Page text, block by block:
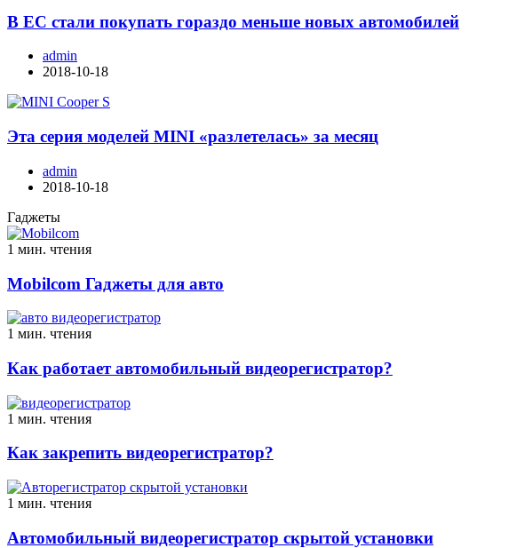
В ЕС стали покупать гораздо меньше новых автомобилей
admin
2018-10-18
Эта серия моделей MINI «разлетелась» за месяц
admin
2018-10-18
Гаджеты
1 мин. чтения
Mobilcom Гаджеты для авто
1 мин. чтения
Как работает автомобильный видеорегистратор?
1 мин. чтения
Как закрепить видеорегистратор?
1 мин. чтения
Автомобильный видеорегистратор скрытой установки